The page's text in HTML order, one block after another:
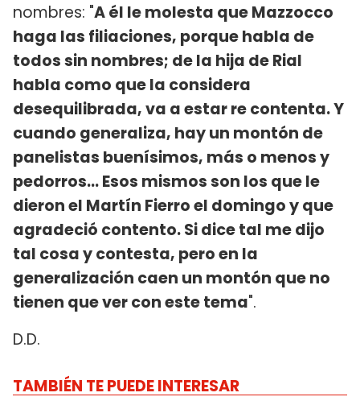
nombres: "A él le molesta que Mazzocco
haga las filiaciones, porque habla de
todos sin nombres; de la hija de Rial
habla como que la considera
desequilibrada, va a estar re contenta. Y
cuando generaliza, hay un montón de
panelistas buenísimos, más o menos y
pedorros... Esos mismos son los que le
dieron el Martín Fierro el domingo y que
agradeció contento. Si dice tal me dijo
tal cosa y contesta, pero en la
generalización caen un montón que no
tienen que ver con este tema".
D.D.
TAMBIÉN TE PUEDE INTERESAR